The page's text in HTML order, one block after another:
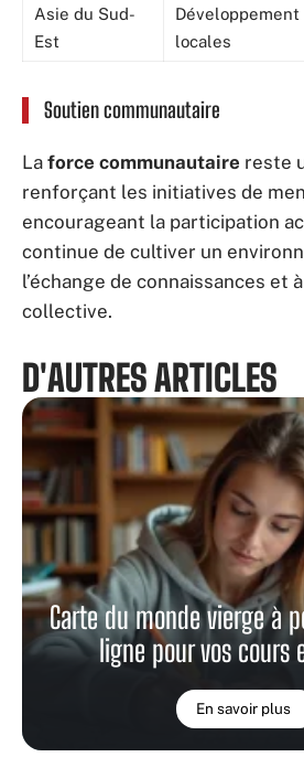
Asie du Sud-
Est
locales
Soutien communautaire
La force communautaire reste
renforçant les initiatives de
encourageant la participation
continue de cultiver un
l’échange de connaissances et
collective.
D'AUTRES ARTICLES
Carte du monde vierge à
ligne pour vos cours
En savoir plus